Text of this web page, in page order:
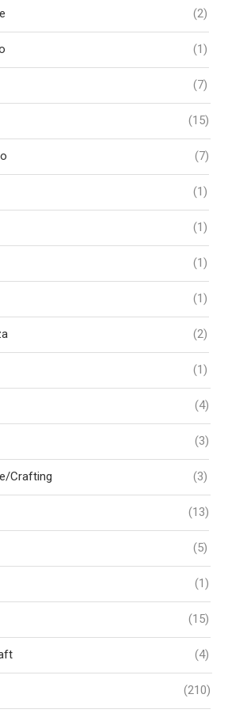
(2)
(1)
(7)
(15)
(7)
(1)
(1)
(1)
(1)
(2)
(1)
(4)
(3)
Crafting (3)
(13)
(5)
(1)
(15)
(4)
(210)